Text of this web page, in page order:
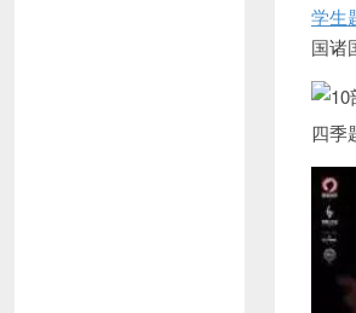
学生
国诸
四季